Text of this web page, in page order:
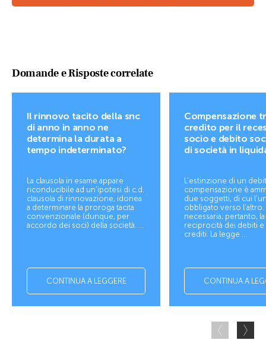
Domande e Risposte correlate
Il rinnovo tacito della snc
di anno in anno ne
determina la durata a
tempo indeterminato?
La clausola in esame appare
riconducibile ad un’ipotesi di c.d.
clausola di rinnovazione, idonea
a determinare la proroga tacita
convenzionale (dunque, per
accordo dei soci) della società. ...
CONTINUA A LEGGERE
Compensazione
credito per il
socio e debito
di società in
L'estinzione di un
compensazione è
due soggetti, di cui
obbligato verso l'altro.
necessaria, pertanto, la
reciprocità dei debiti e
crediti. La legge ...
CONTINUA A